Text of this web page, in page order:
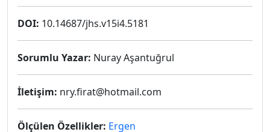
DOI: 10.14687/jhs.v15i4.5181
Sorumlu Yazar: Nuray Aşantuğrul
İletişim: nry.firat@hotmail.com
Ölçülen Özellikler: Ergen